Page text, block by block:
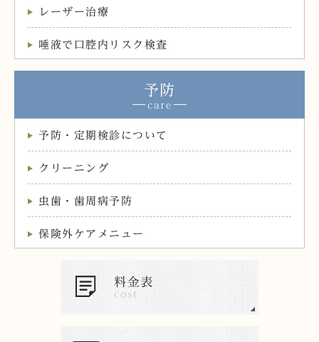
レーザー治療
唾液で口腔内リスク検査
予防
予防・定期検診について
クリーニング
虫歯・歯周病予防
保険外ケアメニュー